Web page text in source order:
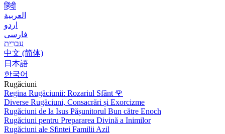
हिंदी
العربية
اردو
فارسی
עִברִית
中文 (简体)
日本語
한국어
Rugăciuni
Regina Rugăciunii: Rozariul Sfânt 🌹
Diverse Rugăciuni, Consacrări și Exorcizme
Rugăciuni de la Isus Pășunitorul Bun către Enoch
Rugăciuni pentru Prepararea Divină a Inimilor
Rugăciuni ale Sfintei Familii Azil